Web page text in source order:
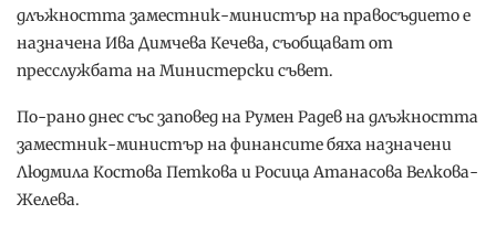
длъжността заместник-министър на правосъдието е
назначена Ива Димчева Кечева, съобщават от
пресслужбата на Министерски съвет.
По-рано днес със заповед на Румен Радев на длъжността
заместник-министър на финансите бяха назначени
Людмила Костова Петкова и Росица Атанасова Велкова-
Желева.